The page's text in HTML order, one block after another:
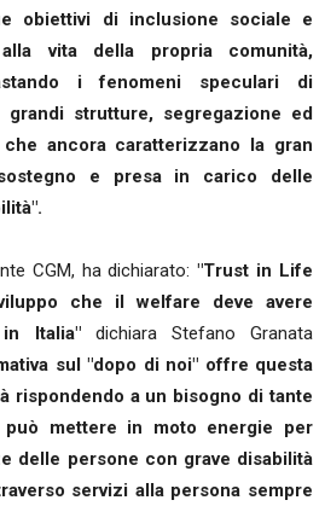
obiettivi di inclusione sociale e
vita della propria comunità,
i fenomeni speculari di
strutture, segregazione ed
ancora caratterizzano la gran
e presa in carico delle
CGM, ha dichiarato:"Trust in Life
che il welfare deve avere
Italia"dichiara Stefano Granata
sul "dopo di noi" offre questa
rispondendo a un bisogno di tante
mettere in moto energie per
delle persone con grave disabilità
servizi alla persona sempre